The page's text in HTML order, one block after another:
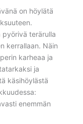
on höylätä
pyörivä terärulla
kerrallaan. Näin
karheaa ja
ja
käsihöylästä
enemmän